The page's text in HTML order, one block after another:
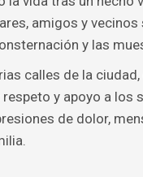
amigos y
y las
calles de la
y apoyo a
de dolor,